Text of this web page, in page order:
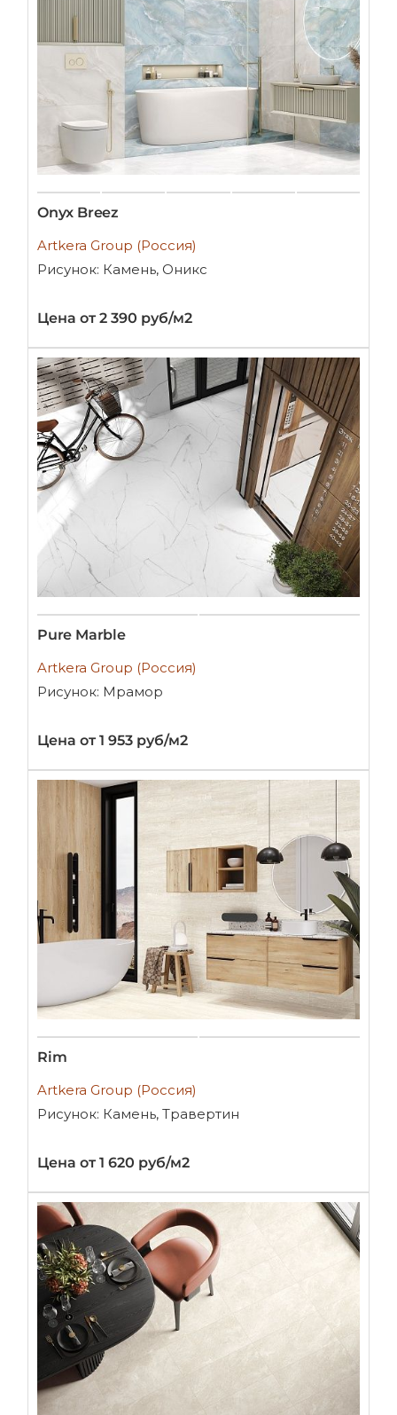
Onyx Breez
Artkera Group (Россия)
Рисунок: Камень, Оникс
Цена от 2 390 руб/м2
Pure Marble
Artkera Group (Россия)
Рисунок: Мрамор
Цена от 1 953 руб/м2
Rim
Artkera Group (Россия)
Рисунок: Камень, Травертин
Цена от 1 620 руб/м2